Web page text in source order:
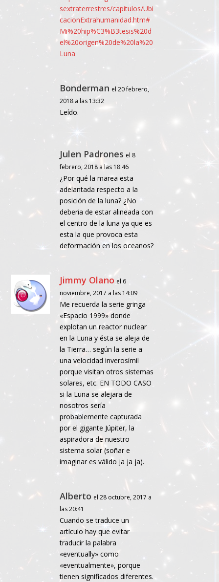
sextraterrestres/capitulos/Ubi
cacionExtrahumanidad.htm#
Mi%20hip%C3%B3tesis%20d
el%20origen%20de%20la%20
Luna
Bonderman el 20 febrero,
2018 a las 13:32
Leído.
Julen Padrones el 8
febrero, 2018 a las 18:46
¿Por qué la marea esta
adelantada respecto a la
posición de la luna? ¿No
deberia de estar alineada con
el centro de la luna ya que es
esta la que provoca esta
deformación en los oceanos?
Jimmy Olano el 6
noviembre, 2017 a las 14:09
Me recuerda la serie gringa
«Espacio 1999» donde
explotan un reactor nuclear
en la Luna y ésta se aleja de
la Tierra… según la serie a
una velocidad inverosímil
porque visitan otros sistemas
solares, etc. EN TODO CASO
si la Luna se alejara de
nosotros sería
probablemente capturada
por el gigante Júpiter, la
aspiradora de nuestro
sistema solar (soñar e
imaginar es válido ja ja ja).
Alberto el 28 octubre, 2017 a
las 20:41
Cuando se traduce un
artículo hay que evitar
traducir la palabra
«eventually» como
«eventualmente», porque
tienen significados diferentes.